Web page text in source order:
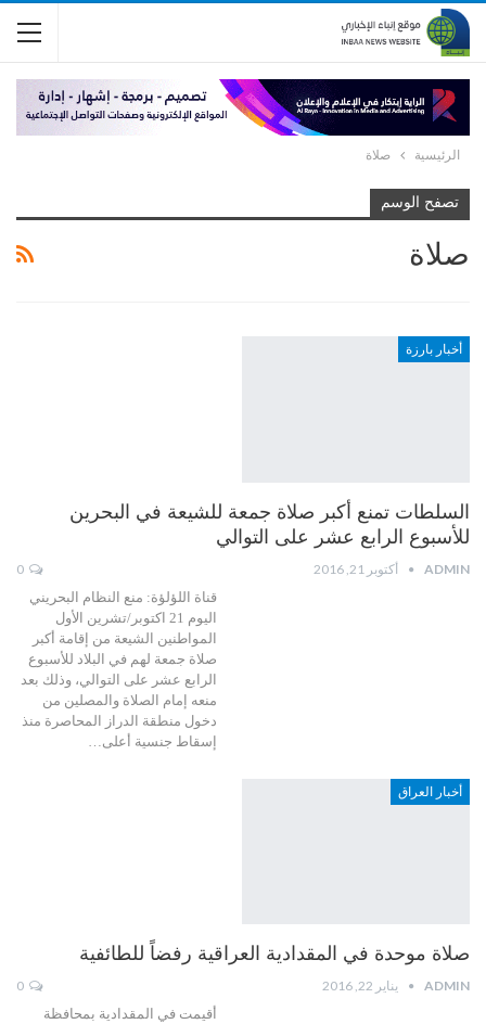
الرئيسية صلاة
تصفح الوسم
صلاة
أخبار بارزة
السلطات تمنع أكبر صلاة جمعة للشيعة في البحرين
للأسبوع الرابع عشر على التوالي
ADMIN أكتوبر 21, 2016
قناة اللؤلؤة: منع النظام البحريني
اليوم 21 اكتوبر/تشرين الأول
المواطنين الشيعة من إقامة أكبر
صلاة جمعة لهم في البلاد للأسبوع
الرابع عشر على التوالي، وذلك بعد
منعه إمام الصلاة والمصلين من
دخول منطقة الدراز المحاصرة منذ
إسقاط جنسية أعلى…
أخبار العراق
صلاة موحدة في المقدادية العراقية رفضاً للطائفية
ADMIN يناير 22, 2016
أقيمت في المقدادية بمحافظة